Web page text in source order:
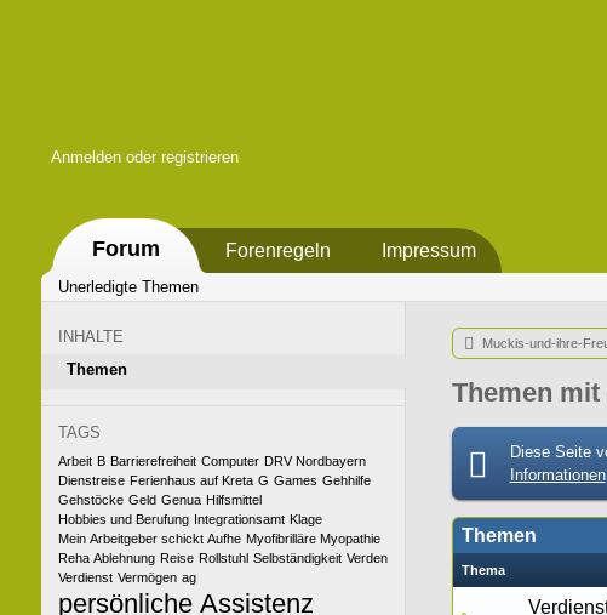
Anmelden oder registrieren
Forum Forenregeln Impressum
Unerledigte Themen
INHALTE
Themen
TAGS
Arbeit B Barrierefreiheit Computer DRV Nordbayern
Dienstreise Ferienhaus auf Kreta G Games Gehhilfe
Gehstöcke Geld Genua Hilfsmittel
Hobbies und Berufung Integrationsamt Klage
Mein Arbeitgeber schickt Aufhe Myofibrilläre Myopathie
Reha Ablehnung Reise Rollstuhl Selbständigkeit Verden
Verdienst Vermögen ag
persönliche Assistenz
Muckis-und-ihre-
Themen mit
Diese Seite
Informationen
Themen
Thema